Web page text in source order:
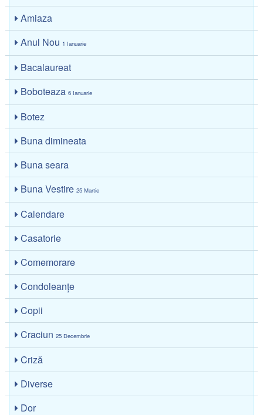
Amiaza
Anul Nou 1 Ianuarie
Bacalaureat
Boboteaza6 Ianuarie
Botez
Buna dimineata
Buna seara
Buna Vestire25 Martie
Calendare
Casatorie
Comemorare
Condoleanțe
Copii
Craciun25 Decembrie
Criză
Diverse
Dor